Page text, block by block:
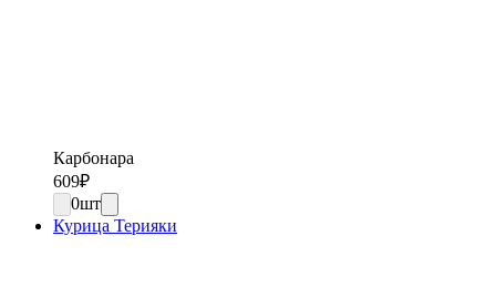
Карбонара
609₽
0шт
Курица Терияки